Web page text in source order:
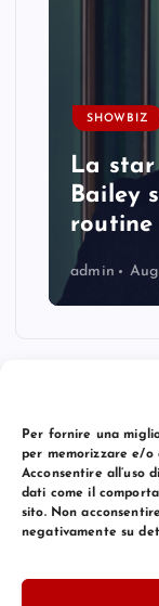
Per fornire una
per memorizzare e/o
Acconsentire all’uso
dati come il
sito. Non
negativamente su
SHOWBIZ
La
Bailey
routine
admin